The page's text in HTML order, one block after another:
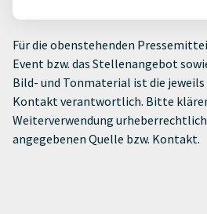
Für die obenstehenden
Event bzw. das Stellenangebot
Bild- und Tonmaterial ist die jeweils
Kontakt verantwortlich. Bitte
Weiterverwendung
angegebenen Quelle bzw. Kontakt.